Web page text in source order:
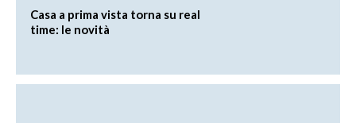
Casa a prima vista torna su real
time: le novità